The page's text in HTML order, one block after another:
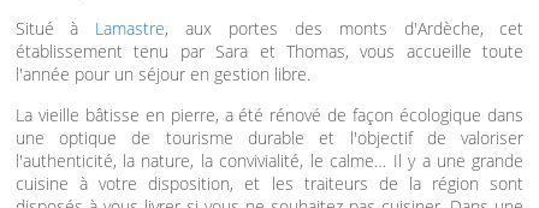
Situé à Lamastre, aux portes des monts d'Ardèche, cet
établissement tenu par Sara et Thomas, vous accueille toute
l'année pour un séjour en gestion libre.
La vieille bâtisse en pierre, a été rénové de façon écologique dans
une optique de tourisme durable et l'objectif de valoriser
l'authenticité, la nature, la convivialité, le calme… Il y a une grande
cuisine à votre disposition, et les traiteurs de la région sont